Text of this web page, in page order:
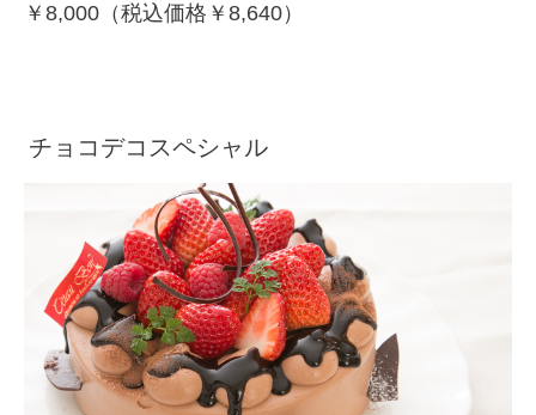
￥8,000（税込価格￥8,640）
チョコデコスペシャル